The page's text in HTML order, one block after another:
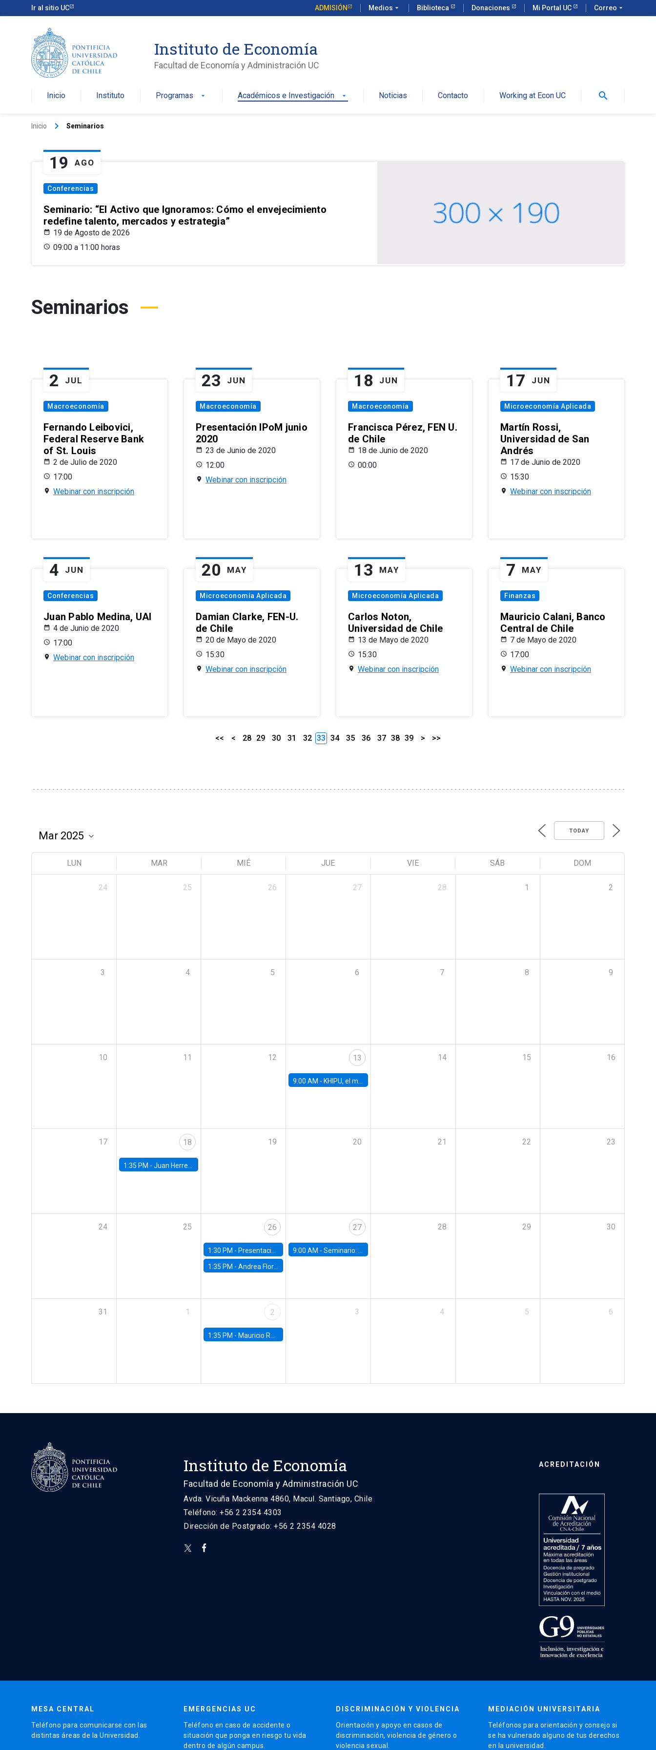
Ir al sitio UC ADMISIÓN Medios arrow_drop_down Biblioteca Donaciones Mi Portal UC Correo arrow_drop_down
Instituto de Economía
Facultad de Economía y Administración UC
Inicio Instituto Programas arrow_drop_down Académicos e Investigación arrow_drop_down Noticias Contacto Working at Econ UC search
Inicio keyboard_arrow_right Seminarios
19 AGO
Conferencias
Seminario: “El Activo que Ignoramos: Cómo el envejecimiento
redefine talento, mercados y estrategia”
19 de Agosto de 2026
09:00 a 11:00 horas
Seminarios
2 JUL
Macroeconomía
Fernando Leibovici,
Federal Reserve Bank
of St. Louis
2 de Julio de 2020
17:00
Webinar con inscripción
23 JUN
Macroeconomía
Presentación IPoM junio
2020
23 de Junio de 2020
12:00
Webinar con inscripción
18 JUN
Macroeconomía
Francisca Pérez, FEN U.
de Chile
18 de Junio de 2020
00:00
17 JUN
Microeconomía Aplicada
Martín Rossi,
Universidad de San
Andrés
17 de Junio de 2020
15:30
Webinar con inscripción
4 JUN
Conferencias
Juan Pablo Medina, UAI
4 de Junio de 2020
17:00
Webinar con inscripción
20 MAY
Microeconomía Aplicada
Damian Clarke, FEN-U.
de Chile
20 de Mayo de 2020
15:30
Webinar con inscripción
13 MAY
Microeconomía Aplicada
Carlos Noton,
Universidad de Chile
13 de Mayo de 2020
15:30
Webinar con inscripción
7 MAY
Finanzas
Mauricio Calani, Banco
Central de Chile
7 de Mayo de 2020
17:00
Webinar con inscripción
<< < 28 29 30 31 32 33 34 35 36 37 38 39 > >>
TODAY
LUN MAR MIÉ JUE VIE SÁB DOM
24 25 26 27 28 1 2
3 4 5 6 7 8 9
10 11 12 13
9:00 AM - KHIPU, el mayor encuentro de IA en Latinoamérica
14 15 16
17 18
1:35 PM - Juan Herreño, UC San Diego
19 20 21 22 23
24 25 26
1:30 PM - Presentación del IPoM en la Facultad de Economía y Administración UC
1:35 PM -Andrea Flores, FGV - Brasil
27
9:00 AM -Seminario: "Un futuro compartido: La urgencia de actuar contra el cambio climático"
28 29 30
31 1 2
1:35 PM - Mauricio Romero, ITAM
3 4 5 6
Instituto de Economía
Facultad de Economía y Administración UC
Avda. Vicuña Mackenna 4860, Macul. Santiago, Chile
Teléfono: +56 2 2354 4303
Dirección de Postgrado: +56 2 2354 4028
ACREDITACIÓN
MESA CENTRAL
Teléfono para comunicarse con las
distintas áreas de la Universidad.
EMERGENCIAS UC
Teléfono en caso de accidente o
situación que ponga en riesgo tu vida
dentro de algún campus.
DISCRIMINACIÓN Y VIOLENCIA
Orientación y apoyo en casos de
discriminación, violencia de género o
violencia sexual.
MEDIACIÓN UNIVERSITARIA
Teléfonos para orientación y consejo si
se ha vulnerado alguno de tus derechos
en la universidad.